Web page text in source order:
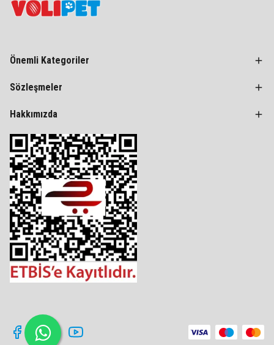
Önemli Kategoriler
Sözleşmeler
Hakkımızda